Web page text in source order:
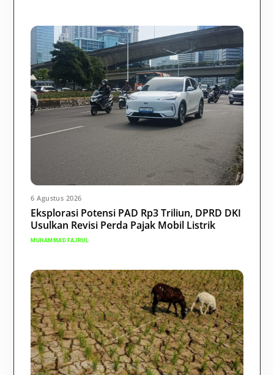
6 Agustus 2026
Eksplorasi Potensi PAD Rp3 Triliun, DPRD DKI
Usulkan Revisi Perda Pajak Mobil Listrik
MUHAMMAD FAJRUL